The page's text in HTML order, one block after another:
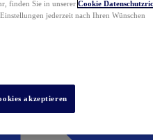
finden Sie in unserer Cookie
jederzeit nach Ihren Wünschen
akzeptieren